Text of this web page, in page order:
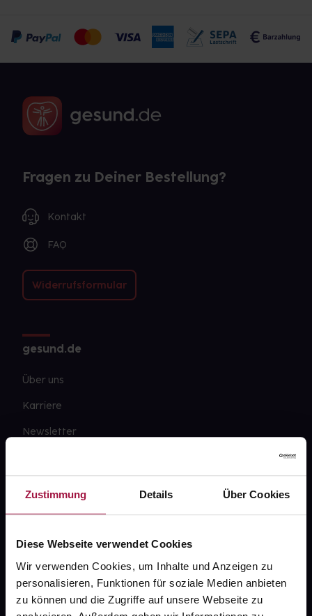
Zustimmung Details Über Cookies
Diese Webseite verwendet Cookies
Wir verwenden Cookies, um Inhalte und Anzeigen zu
personalisieren, Funktionen für soziale Medien anbieten
zu können und die Zugriffe auf unsere Webseite zu
Fragen zu Deiner Bestellung?
Kontakt
FAQ
Widerrufsformular
gesund.de
Über uns
Karriere
Newsletter
Datenschutz
AGB
Impressum